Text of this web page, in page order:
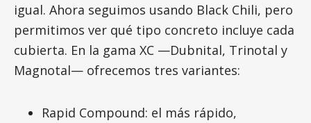
igual. Ahora seguimos usando Black Chili, pero
permitimos ver qué tipo concreto incluye cada
cubierta. En la gama XC —Dubnital, Trinotal y
Magnotal— ofrecemos tres variantes:
Rapid Compound: el más rápido,